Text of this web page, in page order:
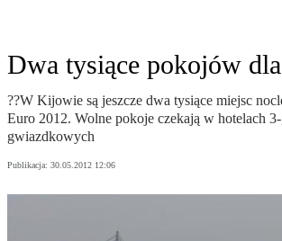
Dwa tysiące pokojów
??W Kijowie są jeszcze dwa tysiące miejsc
Euro 2012. Wolne pokoje czekają w hotelach
gwiazdkowych
Publikacja: 30.05.2012 12:06